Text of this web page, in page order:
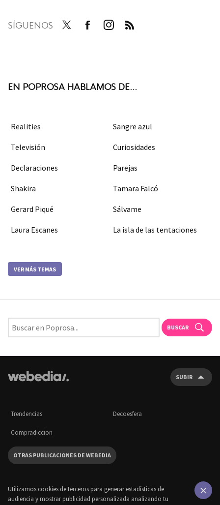
SÍGUENOS
EN POPROSA HABLAMOS DE...
Realities Sangre azul
Televisión Curiosidades
Declaraciones Parejas
Shakira Tamara Falcó
Gerard Piqué Sálvame
Laura Escanes La isla de las tentaciones
VER MÁS TEMAS
BUSCAR
SUBIR
Trendencias Decoesfera
Compradiccion
OTRAS PUBLICACIONES DE WEBEDIA
Utilizamos cookies de terceros para generar estadísticas de
audiencia y mostrar publicidad personalizada analizando tu